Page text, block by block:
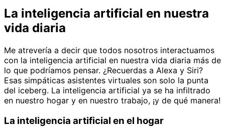
La inteligencia artificial en nuestra
vida diaria
Me atrevería a decir que todos nosotros interactuamos
con la inteligencia artificial en nuestra vida diaria más de
lo que podríamos pensar. ¿Recuerdas a Alexa y Siri?
Esas simpáticas asistentes virtuales son solo la punta
del iceberg. La inteligencia artificial ya se ha infiltrado
en nuestro hogar y en nuestro trabajo, ¡y de qué manera!
La inteligencia artificial en el hogar